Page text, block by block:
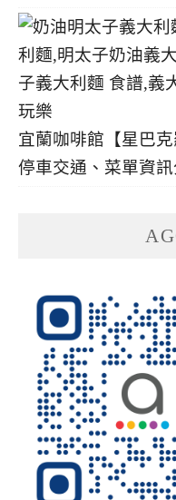
宜蘭咖啡館【星巴
停車交通、菜單資